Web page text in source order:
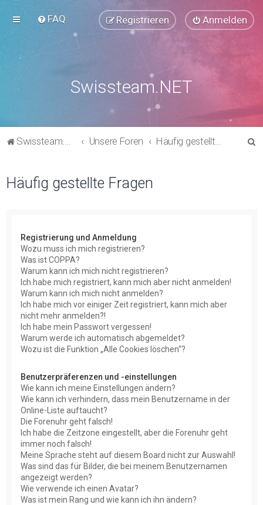
FAQ Anmelden
Registrieren
Swissteam.NET
Swissteam.NET Unsere Foren Häufig gestellte Fragen
Häufig gestellte Fragen
Registrierung und Anmeldung
Wozu muss ich mich registrieren?
Was ist COPPA?
Warum kann ich mich nicht registrieren?
Ich habe mich registriert, kann mich aber nicht anmelden!
Warum kann ich mich nicht anmelden?
Ich habe mich vor einiger Zeit registriert, kann mich aber
nicht mehr anmelden?!
Ich habe mein Passwort vergessen!
Warum werde ich automatisch abgemeldet?
Wozu ist die Funktion „Alle Cookies löschen“?
Benutzerpräferenzen und -einstellungen
Wie kann ich meine Einstellungen ändern?
Wie kann ich verhindern, dass mein Benutzername in der
Online-Liste auftaucht?
Die Forenuhr geht falsch!
Ich habe die Zeitzone eingestellt, aber die Forenuhr geht
immer noch falsch!
Meine Sprache steht auf diesem Board nicht zur Auswahl!
Was sind das für Bilder, die bei meinem Benutzernamen
angezeigt werden?
Wie verwende ich einen Avatar?
Was ist mein Rang und wie kann ich ihn ändern?